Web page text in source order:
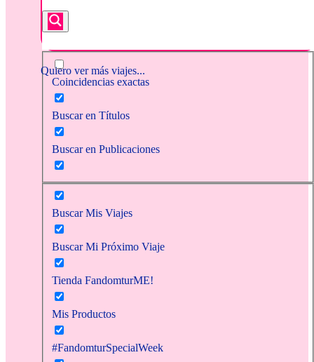
Quiero ver más viajes...
Coincidencias exactas
Buscar en Títulos
Buscar en Publicaciones
Buscar Mis Viajes
Buscar Mi Próximo Viaje
Tienda FandomturME!
Mis Productos
#FandomturSpecialWeek